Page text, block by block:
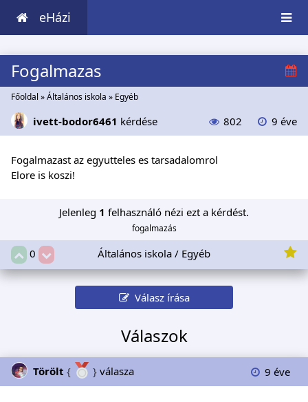
eHázi
Fogalmazas
Főoldal »Általános iskola » Egyéb
ivett-bodor6461 kérdése 802 9 éve
Fogalmazast az egyutteles es tarsadalomrol
Elore is koszi!
Jelenleg 1 felhasználó nézi ezt a kérdést.
fogalmazás
0 Általános iskola / Egyéb
Válasz írása
Válaszok
Törölt { } válasza 9 éve